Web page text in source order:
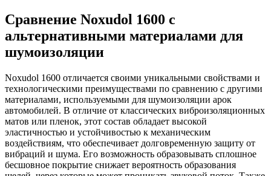
Сравнение Noxudol 1600 с
альтернативными материалами для
шумоизоляции
Noxudol 1600 отличается своими уникальными свойствами и
технологическими преимуществами по сравнению с другими
материалами, используемыми для шумоизоляции арок
автомобилей. В отличие от классических виброизоляционных
матов или пленок, этот состав обладает высокой
эластичностью и устойчивостью к механическим
воздействиям, что обеспечивает долговременную защиту от
вибраций и шума. Его возможность образовывать сплошное
бесшовное покрытие снижает вероятность образования